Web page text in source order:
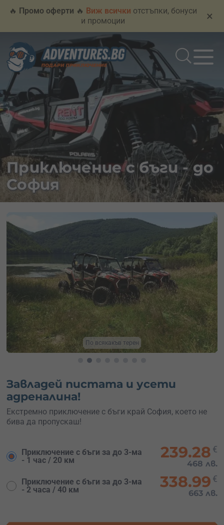
🔥 Промо оферти 🔥 Виж всички отстъпки, бонуси
и промоции
×
Приключение с бъги - до
София
УТВ до София
Завладей пистата и усети
адреналина!
Екстремно приключение с бъги край София, което не
бива да пропускаш!
Приключение с бъги за до 3-ма
- 1 час / 20 км
239.28 €
468 лв.
Приключение с бъги за до 3-ма
- 2 часа / 40 км
338.99 €
663 лв.